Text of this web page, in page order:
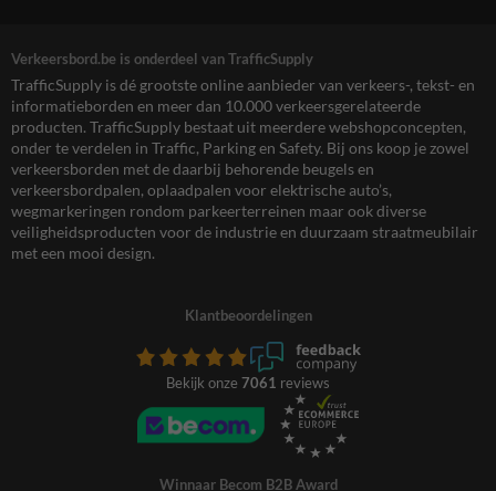
Verkeersbord.be is onderdeel van TrafficSupply
TrafficSupply is dé grootste online aanbieder van verkeers-, tekst- en
informatieborden en meer dan 10.000 verkeersgerelateerde
producten. TrafficSupply bestaat uit meerdere webshopconcepten,
onder te verdelen in Traffic, Parking en Safety. Bij ons koop je zowel
verkeersborden met de daarbij behorende beugels en
verkeersbordpalen, oplaadpalen voor elektrische auto’s,
wegmarkeringen rondom parkeerterreinen maar ook diverse
veiligheidsproducten voor de industrie en duurzaam straatmeubilair
met een mooi design.
Klantbeoordelingen
Bekijk onze 7061 reviews
Winnaar Becom B2B Award